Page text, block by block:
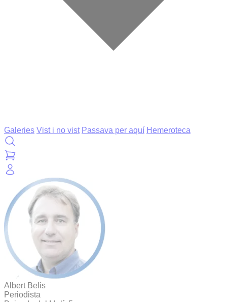
Galeries Vist i no vist Passava per aquí Hemeroteca
Albert Belis
Periodista